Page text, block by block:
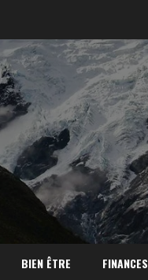
BIEN ÊTRE FINANCES